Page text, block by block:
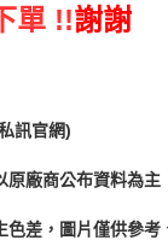
單 !!謝謝
訊官網)
原廠商公布資料為主
差，圖片僅供參